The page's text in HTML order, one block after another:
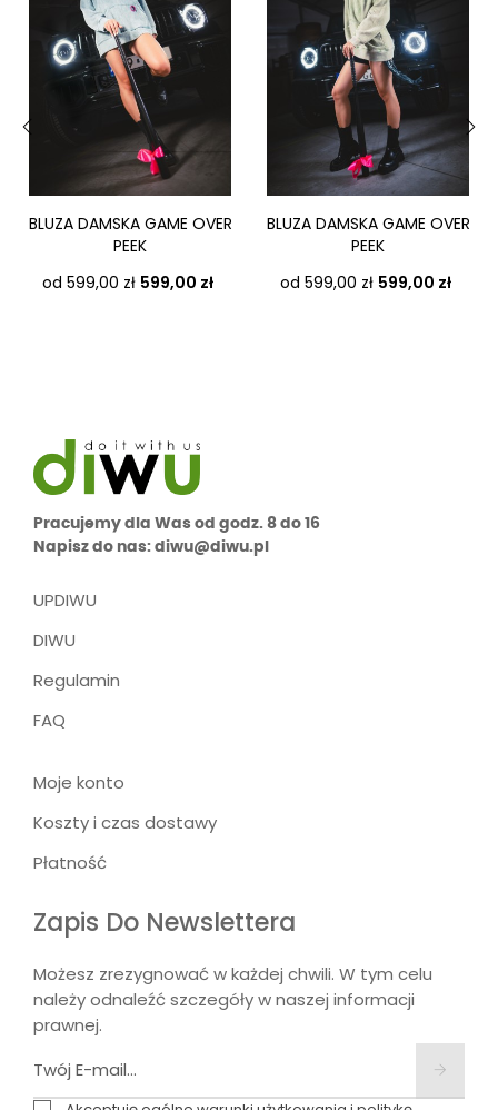
BLUZA DAMSKA GAME OVER
PEEK
od 599,00 zł Cena
599,00 zł
BLUZA DAMSKA GAME OVER
PEEK
od 599,00 zł Cena
599,00 zł
Pracujemy dla Was od godz. 8 do 16
Napisz do nas: diwu@diwu.pl
UPDIWU
DIWU
Regulamin
FAQ
Moje konto
Koszty i czas dostawy
Płatność
Zapis Do Newslettera
Możesz zrezygnować w każdej chwili. W tym celu
należy odnaleźć szczegóły w naszej informacji
prawnej.